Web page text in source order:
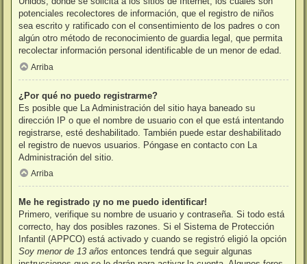
potenciales recolectores de información, que el registro de niños
sea escrito y ratificado con el consentimiento de los padres o con
algún otro método de reconocimiento de guardia legal, que permita
recolectar información personal identificable de un menor de edad.
Arriba
¿Por qué no puedo registrarme?
Es posible que La Administración del sitio haya baneado su
dirección IP o que el nombre de usuario con el que está intentando
registrarse, esté deshabilitado. También puede estar deshabilitado
el registro de nuevos usuarios. Póngase en contacto con La
Administración del sitio.
Arriba
Me he registrado ¡y no me puedo identificar!
Primero, verifique su nombre de usuario y contraseña. Si todo está
correcto, hay dos posibles razones. Si el Sistema de Protección
Infantil (APPCO) está activado y cuando se registró eligió la opción
Soy menor de 13 años entonces tendrá que seguir algunas